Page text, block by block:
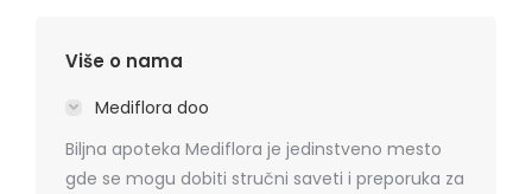
Više o nama
Mediflora doo
Biljna apoteka Mediflora je jedinstveno mesto
gde se mogu dobiti stručni saveti i preporuka za